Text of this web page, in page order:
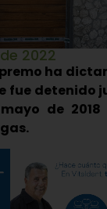
2022
ha
fue detenido
de